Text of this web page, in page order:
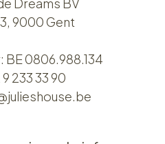
Dreams BV
9000 Gent
BE 0806.988.134
233 33 90